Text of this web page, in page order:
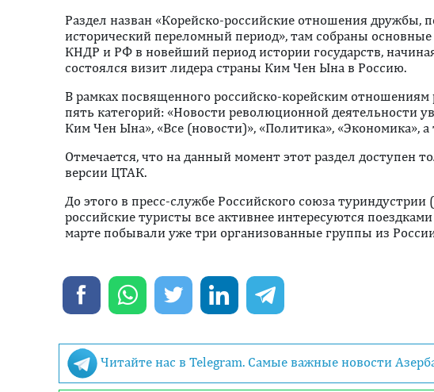
Раздел назван «Корейско-российские отношения дружбы,
исторический переломный период», там собраны
КНДР и РФ в новейший период истории государств,
состоялся визит лидера страны Ким Чен Ына в Россию.
В рамках посвященного российско-корейским отношениям
пять категорий: «Новости революционной деятельности
Ким Чен Ына», «Все (новости)», «Политика», «Экономика», а
Отмечается, что на данный момент этот раздел доступен
версии ЦТАК.
До этого в пресс-службе Российского союза туриндустрии
российские туристы все активнее интересуются
марте побывали уже три организованные группы из
Читайте нас в Telegram. Самые важные новости